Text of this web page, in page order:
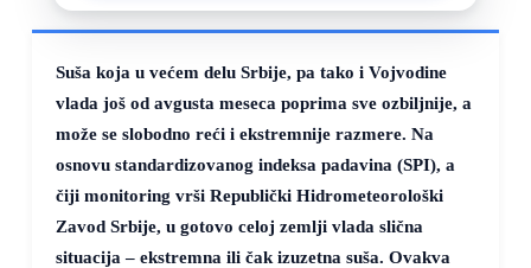
Suša koja u većem delu Srbije, pa tako i Vojvodine
vlada još od avgusta meseca poprima sve ozbiljnije, a
može se slobodno reći i ekstremnije razmere. Na
osnovu standardizovanog indeksa padavina (SPI), a
čiji monitoring vrši Republički Hidrometeorološki
Zavod Srbije, u gotovo celoj zemlji vlada slična
situacija – ekstremna ili čak izuzetna suša. Ovakva